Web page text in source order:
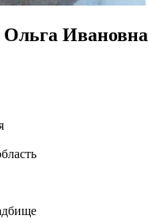
Ольга Ивановна